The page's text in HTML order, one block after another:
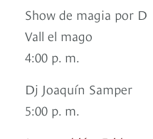
Show de magia por D
Vall el mago
4:00 p. m.
Dj Joaquín Samper
5:00 p. m.